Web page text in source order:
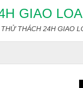
GIAO
THÁCH 24H GIAO